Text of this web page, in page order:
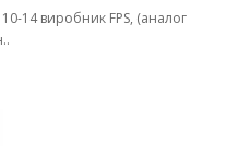
10-14 виробник FPS, (аналог